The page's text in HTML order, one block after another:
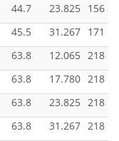
44.7 23.825
156
45.5 31.267 171
63.8 12.065
218
63.8 17.780 218
63.8 23.825
218
63.8 31.267 218